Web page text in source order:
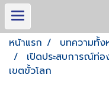
หน้าแรก บทความทั้ง
เปิดประสบการณ์ท่อ
เขตขั้วโลก